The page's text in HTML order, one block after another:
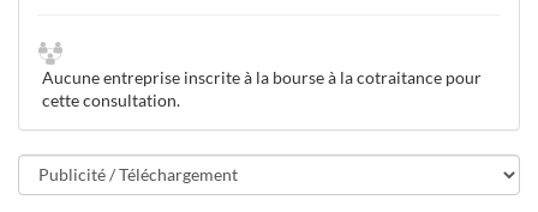
Aucune entreprise inscrite à la bourse à la cotraitance pour
cette consultation.